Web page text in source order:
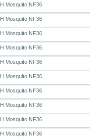
Mosquito NF36
Mosquito NF36
Mosquito NF36
Mosquito NF36
Mosquito NF36
Mosquito NF36
Mosquito NF36
Mosquito NF36
Mosquito NF36
Mosquito NF36